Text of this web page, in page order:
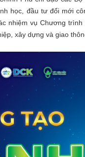
học, đầu tư đổi mới
nhiệm vụ Chương
xây dựng và giao